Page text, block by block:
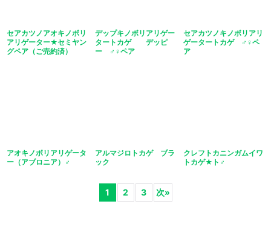
セアカツノアオキノボリ
アリゲーター★セミヤン
グペア（ご売約済）
デップキノボリアリゲー
タートカゲ デッピ
ー ♂♀ペア
セアカツノキノボリアリ
ゲータートカゲ ♂♀ペ
ア
アオキノボリアリゲータ
ー（アブロニア）♂
アルマジロトカゲ ブラ
ック
クレフトカニンガムイワ
トカゲ★ト♂
1 2 3 次»